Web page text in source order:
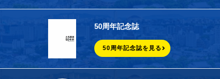
50周年記念誌
50周年記念誌を見る